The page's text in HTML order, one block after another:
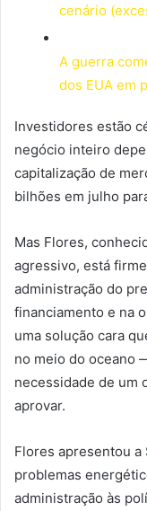
cenário
A guerra
dos EUA em
Investidores estão
negócio inteiro
capitalização de
bilhões em julho
Mas Flores,
agressivo, está
administração do
financiamento e na
uma solução cara
no meio do oceano
necessidade de um
aprovar.
Flores apresentou a
problemas
administração às